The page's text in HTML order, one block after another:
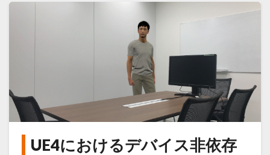
UE4
UE4におけるデバイス非依存